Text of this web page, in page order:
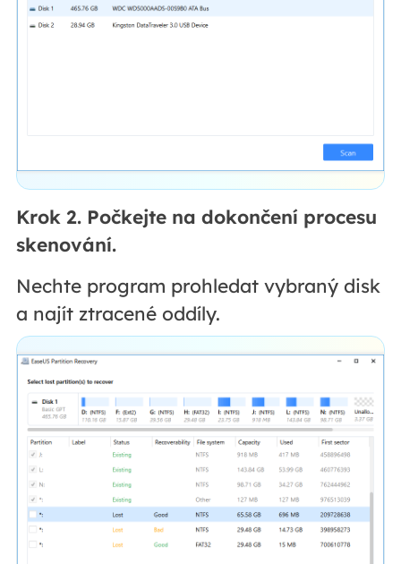
Krok 2. Počkejte na dokončení procesu
skenování.
Nechte program prohledat vybraný disk
a najít ztracené oddíly.